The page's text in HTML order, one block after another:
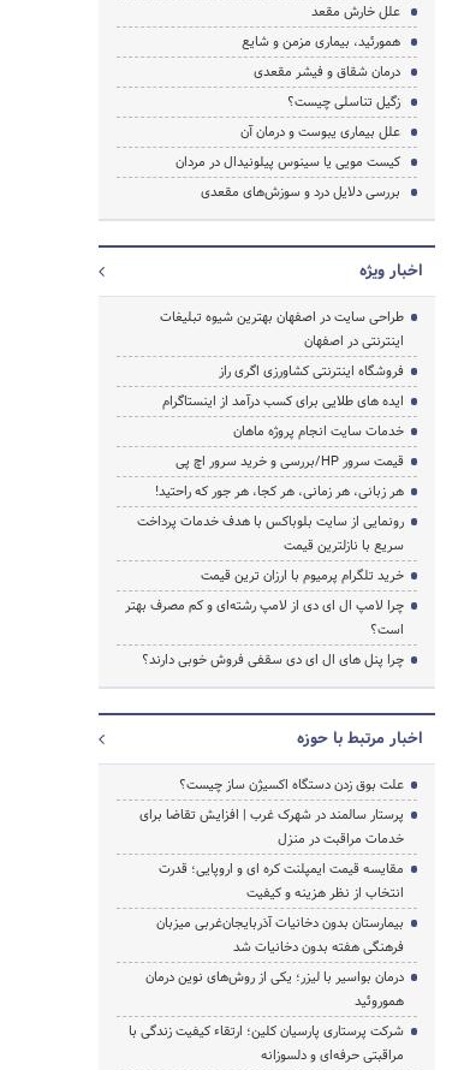
علل خارش مقعد
همورئید، بیماری مزمن و شایع
درمان شقاق و فیشر مقعدی
زگیل تناسلی چیست؟
علل بیماری یبوست و درمان آن
کیست مویی یا سینوس پیلونیدال در مردان
بررسی دلایل درد و سوزش‌‌های مقعدی
اخبار ویژه
طراحی سایت در اصفهان بهترین شیوه تبلیغات
اینترنتی در اصفهان
فروشگاه اینترنتی کشاورزی اگری راز
ایده های طلایی برای کسب درآمد از اینستاگرام
خدمات سایت انجام پروژه ماهان
قیمت سرور HP/بررسی و خرید سرور اچ پی
هر زبانی، هر زمانی، هر کجا، هر جور که راحتید!
رونمایی از سایت بلوباکس با هدف خدمات پرداخت
سریع با نازلترین قیمت
خرید تلگرام پرمیوم با ارزان ترین قیمت
چرا لامپ ال ای دی از لامپ رشته‌ای و کم مصرف بهتر
است؟
چرا پنل های ال ای دی سقفی فروش خوبی دارند؟
اخبار مرتبط با حوزه
علت بوق زدن دستگاه اکسیژن ساز چیست؟
پرستار سالمند در شهرک غرب | افزایش تقاضا برای
خدمات مراقبت در منزل
مقایسه قیمت ایمپلنت کره ای و اروپایی؛ قدرت
انتخاب از نظر هزینه و کیفیت
بیمارستان بدون دخانیات آذربایجان‌غربی میزبان
فرهنگی هفته بدون دخانیات شد
درمان بواسیر با لیزر؛ یکی از روش‌های نوین درمان
هموروئید
شرکت پرستاری پارسیان کلین؛ ارتقاء کیفیت زندگی با
مراقبتی حرفه‌ای و دلسوزانه